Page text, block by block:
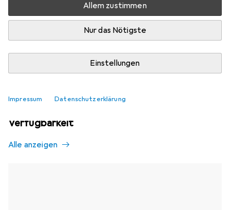
Allem zustimmen
Nur das Nötigste
Einstellungen
Impressum Datenschutzerklärung
Vergleichen Merken
Verfügbarkeit
Alle anzeigen